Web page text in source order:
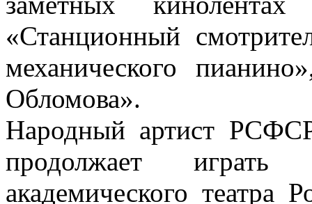
«Станционный
механического
Обломова».
Народный артист
продолжает
академического театра